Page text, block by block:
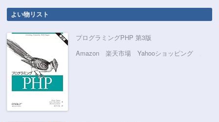
よい物リスト
プログラミングPHP 第3版
Amazon
楽天市場 Yahooショッピング